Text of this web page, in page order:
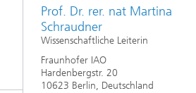
Prof. Dr. rer. nat Martina
Schraudner
Wissenschaftliche Leiterin
Fraunhofer IAO
Hardenbergstr. 20
10623 Berlin, Deutschland